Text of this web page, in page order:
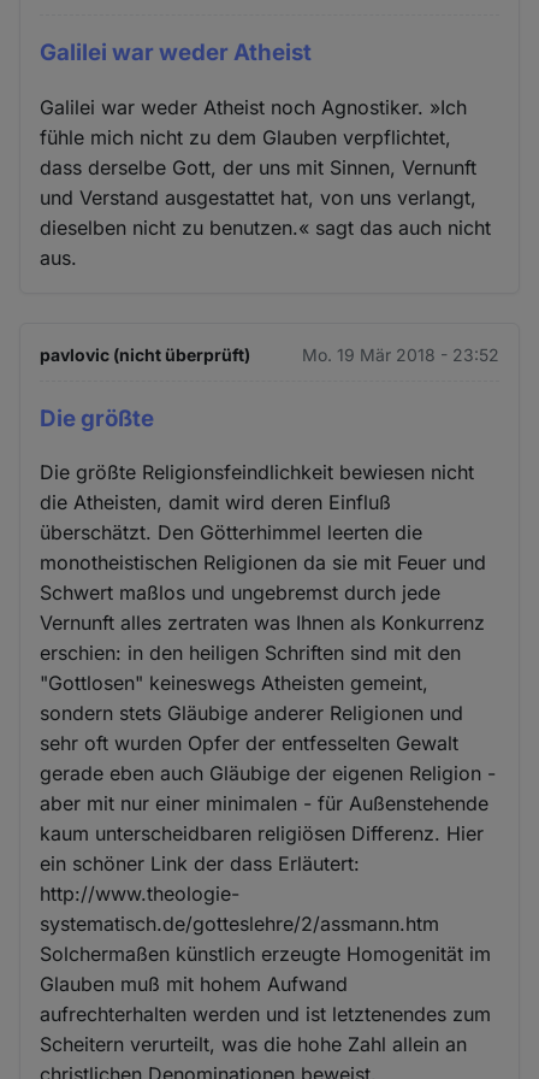
Galilei war weder Atheist
Galilei war weder Atheist noch Agnostiker. »Ich
fühle mich nicht zu dem Glauben verpflichtet,
dass derselbe Gott, der uns mit Sinnen, Vernunft
und Verstand ausgestattet hat, von uns verlangt,
dieselben nicht zu benutzen.« sagt das auch nicht
aus.
pavlovic (nicht überprüft) Mo. 19 Mär 2018 - 23:52
Die größte
Die größte Religionsfeindlichkeit bewiesen nicht
die Atheisten, damit wird deren Einfluß
überschätzt. Den Götterhimmel leerten die
monotheistischen Religionen da sie mit Feuer und
Schwert maßlos und ungebremst durch jede
Vernunft alles zertraten was Ihnen als Konkurrenz
erschien: in den heiligen Schriften sind mit den
"Gottlosen" keineswegs Atheisten gemeint,
sondern stets Gläubige anderer Religionen und
sehr oft wurden Opfer der entfesselten Gewalt
gerade eben auch Gläubige der eigenen Religion -
aber mit nur einer minimalen - für Außenstehende
kaum unterscheidbaren religiösen Differenz. Hier
ein schöner Link der dass Erläutert:
http://www.theologie-
systematisch.de/gotteslehre/2/assmann.htm
Solchermaßen künstlich erzeugte Homogenität im
Glauben muß mit hohem Aufwand
aufrechterhalten werden und ist letztenendes zum
Scheitern verurteilt, was die hohe Zahl allein an